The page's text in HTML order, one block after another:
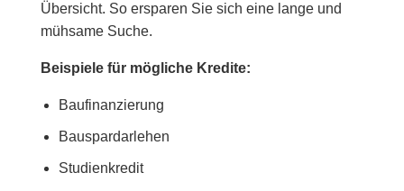
Übersicht. So ersparen Sie sich eine lange und
mühsame Suche.
Beispiele für mögliche Kredite:
Baufinanzierung
Bauspardarlehen
Studienkredit